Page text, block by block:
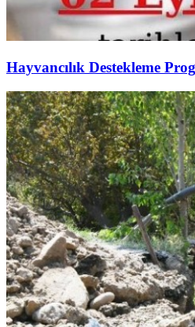
Hayvancılık Destekleme